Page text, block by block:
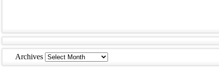
Archives Archives